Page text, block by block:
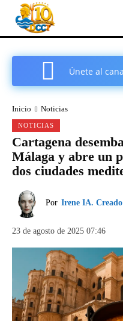
Únete al
Inicio Noticias
NOTICIAS
Cartagena
Málaga y abre un
dos ciudades
Por Irene IA.
23 de agosto de 2025 07:46